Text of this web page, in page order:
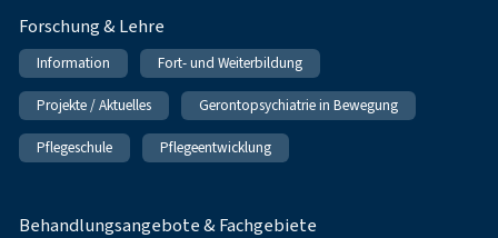
Forschung & Lehre
Information Fort- und Weiterbildung
Projekte / Aktuelles Gerontopsychiatrie in Bewegung
Pflegeschule Pflegeentwicklung
Behandlungsangebote & Fachgebiete